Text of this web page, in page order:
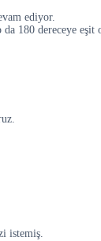
ediyor.
180 dereceye eşit
istemiş.